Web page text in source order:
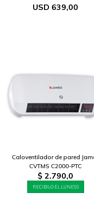
USD 639,00
Caloventilador de pared
CVTMS C2000-PTC
$ 2.790,0
RECIBILO EL LUNES